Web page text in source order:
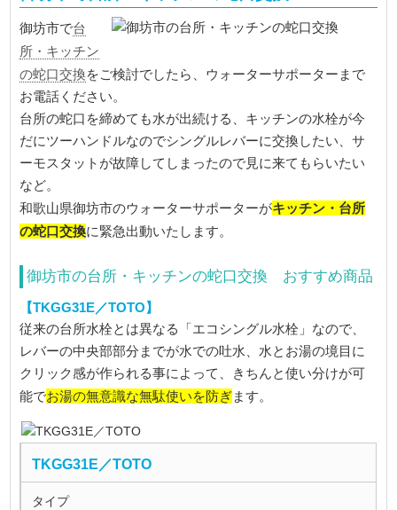
御坊市で台
所・キッチン
の蛇口交換をご検討でしたら、ウォーターサポーターまで
お電話ください。
台所の蛇口を締めても水が出続ける、キッチンの水栓が今
だにツーハンドルなのでシングルレバーに交換したい、サ
ーモスタットが故障してしまったので見に来てもらいたい
など。
和歌山県御坊市のウォーターサポーターがキッチン・台所
の蛇口交換に緊急出動いたします。
御坊市の台所・キッチンの蛇口交換 おすすめ商品
【TKGG31E／TOTO】
従来の台所水栓とは異なる「エコシングル水栓」なので、
レバーの中央部部分までが水での吐水、水とお湯の境目に
クリック感が作られる事によって、きちんと使い分けが可
能でお湯の無意識な無駄使いを防ぎます。
TKGG31E／TOTO
タイプ